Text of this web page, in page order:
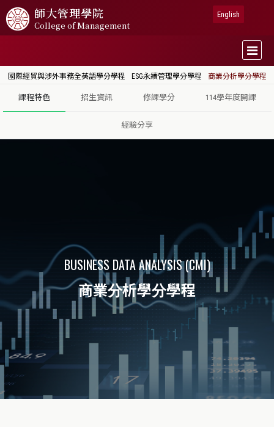
師大管理學院
College of Management
English
國際經貿與涉外事務全英語學分學程 ESG永續管理學分學程 商業分析學分學程
課程特色 招生資訊 修課學分 114學年度開課
經驗分享
BUSINESS DATA ANALYSIS (CMI)
商業分析學分學程